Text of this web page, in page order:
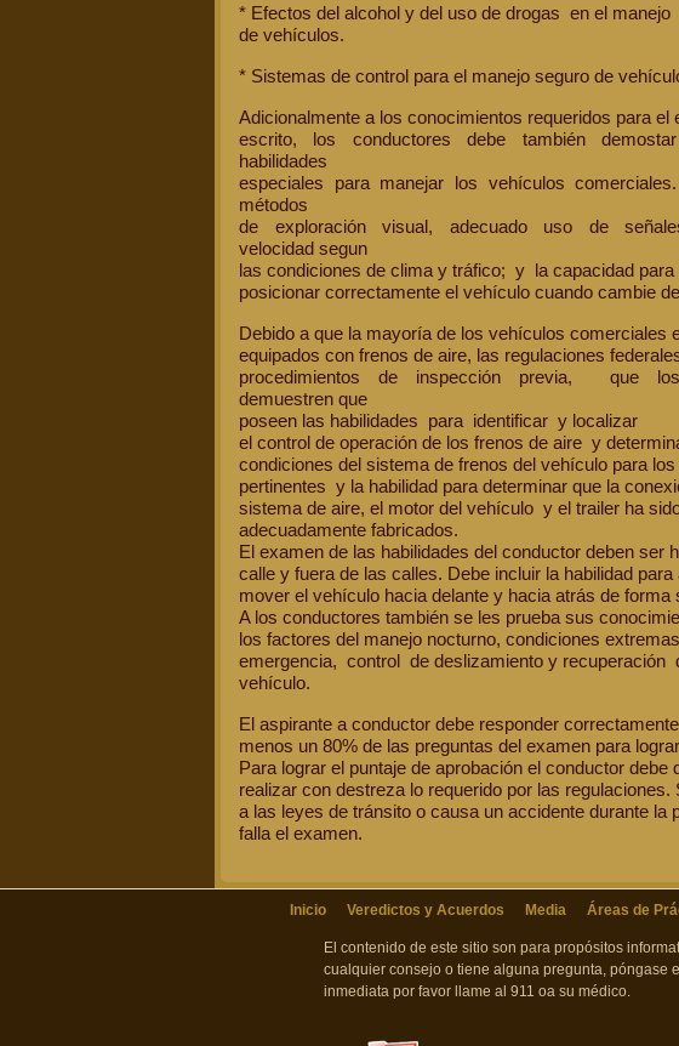
* Efectos del alcohol y del uso de drogas en el manejo
de vehículos.
* Sistemas de control para el manejo seguro de
Adicionalmente a los conocimientos requeridos para el
escrito, los conductores debe también
habilidades
especiales para manejar los vehículos
métodos
de exploración visual, adecuado uso de
velocidad segun
las condiciones de clima y tráfico; y la capacidad para
posicionar correctamente el vehículo cuando cambie
Debido a que la mayoría de los vehículos comerciales
equipados con frenos de aire, las regulaciones
procedimientos de inspección previa, que los
demuestren que
poseen las habilidades para identificar y localizar
el control de operación de los frenos de aire y
condiciones del sistema de frenos del vehículo para
pertinentes y la habilidad para determinar que la
sistema de aire, el motor del vehículo y el trailer ha
adecuadamente fabricados.
El examen de las habilidades del conductor deben ser
calle y fuera de las calles. Debe incluir la habilidad
mover el vehículo hacia delante y hacia atrás de forma
A los conductores también se les prueba sus
los factores del manejo nocturno, condiciones
emergencia, control de deslizamiento y recuperación
vehículo.
El aspirante a conductor debe responder
menos un 80% de las preguntas del examen para
Para lograr el puntaje de aprobación el conductor debe
realizar con destreza lo requerido por las
a las leyes de tránsito o causa un accidente durante la
falla el examen.
Inicio Veredictos y Acuerdos Media Áreas de
El contenido de este sitio son para propósitos
cualquier consejo o tiene alguna pregunta, póngase
inmediata por favor llame al 911 oa su médico.